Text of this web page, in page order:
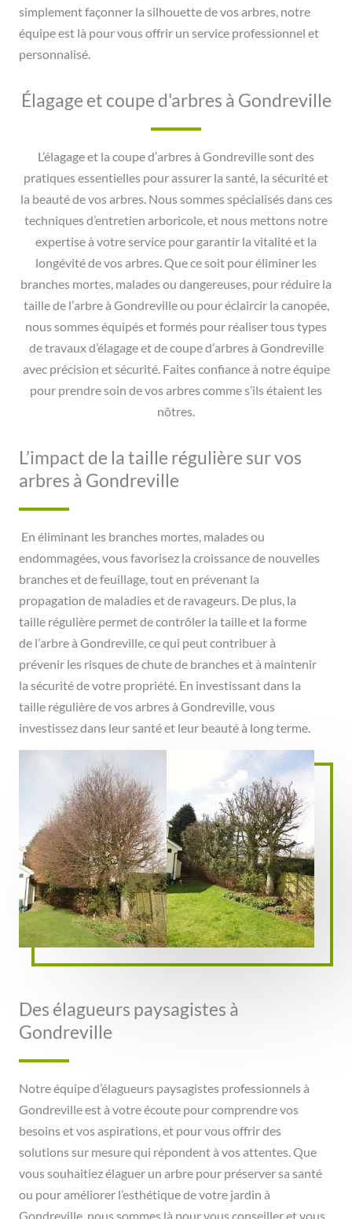
simplement façonner la silhouette de vos arbres, notre
équipe est là pour vous offrir un service professionnel et
personnalisé.
Élagage et coupe d'arbres à Gondreville
L’élagage et la coupe d’arbres à Gondreville sont des
pratiques essentielles pour assurer la santé, la sécurité et
la beauté de vos arbres. Nous sommes spécialisés dans ces
techniques d’entretien arboricole, et nous mettons notre
expertise à votre service pour garantir la vitalité et la
longévité de vos arbres. Que ce soit pour éliminer les
branches mortes, malades ou dangereuses, pour réduire la
taille de l’arbre à Gondreville ou pour éclaircir la canopée,
nous sommes équipés et formés pour réaliser tous types
de travaux d’élagage et de coupe d’arbres à Gondreville
avec précision et sécurité. Faites confiance à notre équipe
pour prendre soin de vos arbres comme s’ils étaient les
nôtres.
L’impact de la taille régulière sur vos
arbres à Gondreville
En éliminant les branches mortes, malades ou
endommagées, vous favorisez la croissance de nouvelles
branches et de feuillage, tout en prévenant la
propagation de maladies et de ravageurs. De plus, la
taille régulière permet de contrôler la taille et la forme
de l’arbre à Gondreville, ce qui peut contribuer à
prévenir les risques de chute de branches et à maintenir
la sécurité de votre propriété. En investissant dans la
taille régulière de vos arbres à Gondreville, vous
investissez dans leur santé et leur beauté à long terme.
Des élagueurs paysagistes à
Gondreville
Notre équipe d’élagueurs paysagistes professionnels à
Gondreville est à votre écoute pour comprendre vos
besoins et vos aspirations, et pour vous offrir des
solutions sur mesure qui répondent à vos attentes. Que
vous souhaitiez élaguer un arbre pour préserver sa santé
ou pour améliorer l’esthétique de votre jardin à
Gondreville, nous sommes là pour vous conseiller et vous